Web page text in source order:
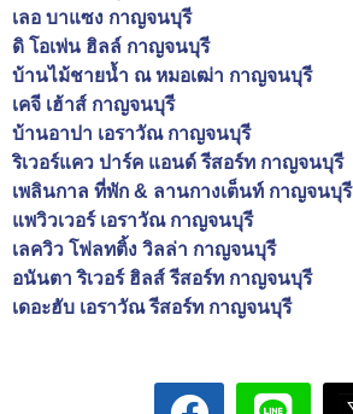
เลอ บาแซง กาญจนบุรี
ดิ โอเพ่น ฮิลล์ กาญจนบุรี
บ้านไม้ชายน้ำ ณ หมอเฒ่า กาญจนบุรี
เคจี เฮ้าส์ กาญจนบุรี
บ้านอาปา เอราวัณ กาญจนบุรี
ริเวอร์แคว ปาร์ค แอนด์ รีสอร์ท กาญจนบุรี
เพลินกาล ที่พัก & ลานกางเต็นท์ กาญจนบุรี
แพวิวเวอร์ เอราวัณ กาญจนบุรี
เลควิว โฟลทติ้ง วิลล่า กาญจนบุรี
อนันตา ริเวอร์ ฮิลส์ รีสอร์ท กาญจนบุรี
เดอะฮับ เอราวัณ รีสอร์ท กาญจนบุรี